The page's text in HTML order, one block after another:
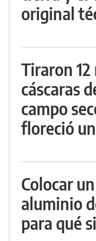
original
Tiraron
cáscaras
campo
floreció
Colocar
aluminio
para qué